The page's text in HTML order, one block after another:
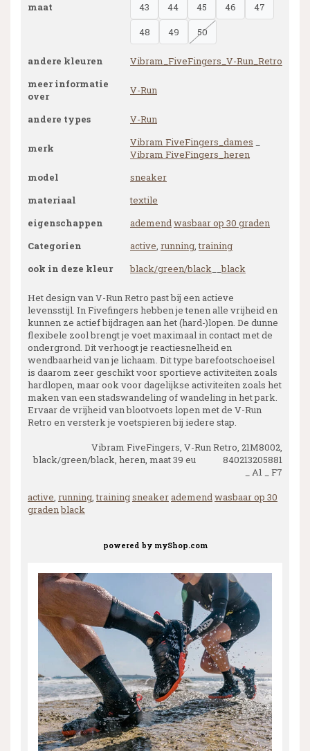
maat
43
44 45 46
47
48
49 50
andere kleuren
Vibram_FiveFingers_V-Run_Retro
meer informatie
over
V-Run
andere types V-Run
merk Vibram FiveFingers_dames
Vibram FiveFingers_heren
model
sneaker
materiaal
textile
eigenschappen
ademendwasbaar op 30 graden
Categorien
active, running,training
ook in deze kleur
black/green/black __black
Het design van V-Run Retro past bij een actieve
levensstijl. In Fivefingers hebben je tenen alle vrijheid en
kunnen ze actief bijdragen aan het (hard-)lopen. De dunne
flexibele zool brengt je voet maximaal in contact met de
ondergrond. Dit verhoogt je reactiesnelheid en
wendbaarheid van je lichaam. Dit type barefootschoeisel
is daarom zeer geschikt voor sportieve activiteiten zoals
hardlopen, maar ook voor dagelijkse activiteiten zoals het
maken van een stadswandeling of wandeling in het park.
Ervaar de vrijheid van blootvoets lopen met de V-Run
Retro en versterk je voetspieren bij iedere stap.
Vibram FiveFingers, V-Run Retro, 21M8002,
black/green/black, heren, maat 39 eu 840213205881
_ A1 _ F7
active, running,trainingsneakerademendwasbaar op 30
gradenblack
powered by myShop.com